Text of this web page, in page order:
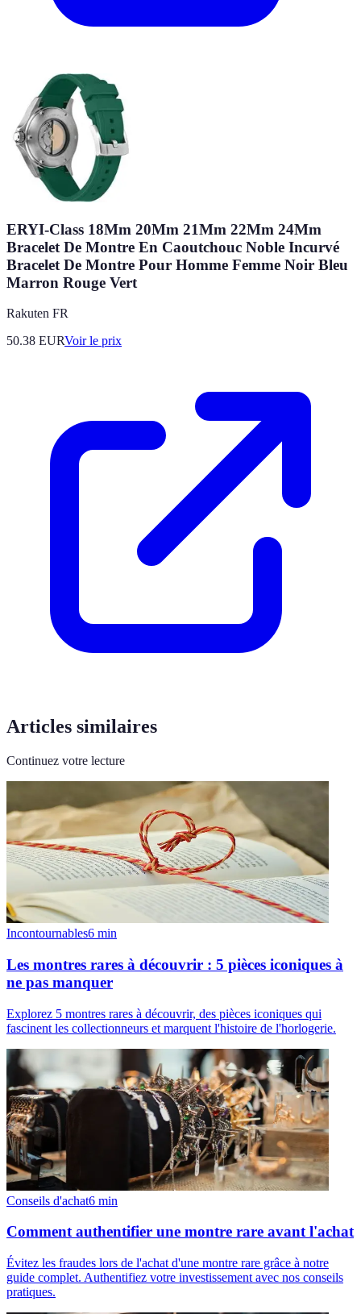
ERYI-Class 18Mm 20Mm 21Mm 22Mm 24Mm
Bracelet De Montre En Caoutchouc Noble Incurvé
Bracelet De Montre Pour Homme Femme Noir Bleu
Marron Rouge Vert
Rakuten FR
50.38 EURVoir le prix
Articles similaires
Continuez votre lecture
Incontournables6 min
Les montres rares à découvrir : 5 pièces iconiques à
ne pas manquer
Explorez 5 montres rares à découvrir, des pièces iconiques qui
fascinent les collectionneurs et marquent l'histoire de l'horlogerie.
Conseils d'achat6 min
Comment authentifier une montre rare avant l'achat
Évitez les fraudes lors de l'achat d'une montre rare grâce à notre
guide complet. Authentifiez votre investissement avec nos conseils
pratiques.